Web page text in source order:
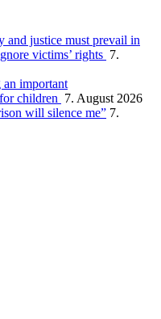
and justice must prevail in
victims’ rights 7.
important
children 7. August 2026
will silence me” 7.